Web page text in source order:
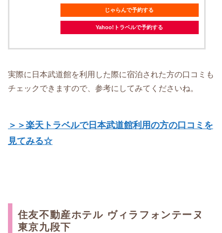
じゃらんで予約する
Yahoo!トラベルで予約する
実際に日本武道館を利用した際に宿泊された方の口コミも
チェックできますので、参考にしてみてくださいね。
＞＞楽天トラベルで日本武道館利用の方の口コミを
見てみる☆
住友不動産ホテル ヴィラフォンテーヌ
東京九段下